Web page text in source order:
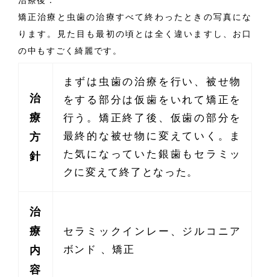
矯正治療と虫歯の治療すべて終わったときの写真にな
ります。見た目も最初の頃とは全く違いますし、お口
の中もすごく綺麗です。
治
療
方
針
まずは虫歯の治療を行い、被せ物
をする部分は仮歯をいれて矯正を
行う。矯正終了後、仮歯の部分を
最終的な被せ物に変えていく。ま
た気になっていた銀歯もセラミッ
クに変えて終了となった。
治
療
内
容
セラミックインレー、ジルコニア
ボンド 、矯正